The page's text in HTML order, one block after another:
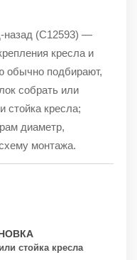
назад (C12593) —
кресла и
обычно подбирают,
собрать или
стойка кресла;
диаметр,
монтажа.
стойка кресла